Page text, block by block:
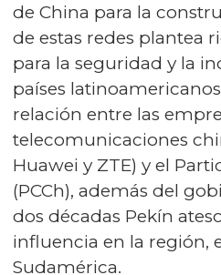
de China para la
de estas redes plantea
para la seguridad y la
países
relación entre las
telecomunicaciones
Huawei y ZTE) y el
(PCCh), además del
dos décadas Pekín
influencia en la región,
Sudamérica.